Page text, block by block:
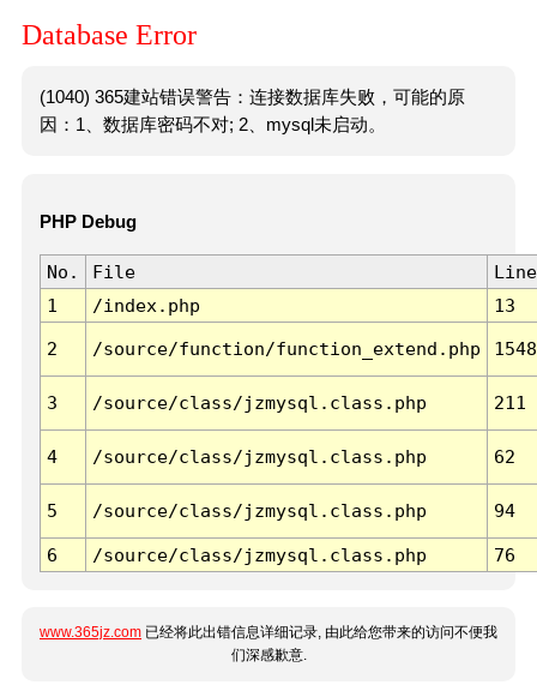
Database Error
(1040) 365建站错误警告：连接数据库失败，可能的原
因：1、数据库密码不对; 2、mysql未启动。
PHP Debug
No. File
Line
1
/index.php 13
2 /source/function/function_extend.php 1548
3 /source/class/jzmysql.class.php 211
4 /source/class/jzmysql.class.php 62
5 /source/class/jzmysql.class.php 94
6 /source/class/jzmysql.class.php 76
www.365jz.com 已经将此出错信息详细记录, 由此给您带来的访问不便我
们深感歉意.